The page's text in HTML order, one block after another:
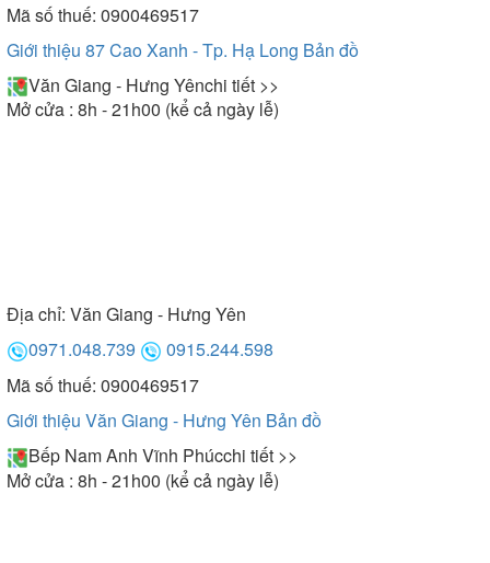
Mã số thuế: 0900469517
Giới thiệu 87 Cao Xanh - Tp. Hạ Long Bản đồ
Văn Giang - Hưng Yênchi tiết >>
Mở cửa : 8h - 21h00 (kể cả ngày lễ)
Địa chỉ: Văn Giang - Hưng Yên
0971.048.739
0915.244.598
Mã số thuế: 0900469517
Giới thiệu Văn Giang - Hưng Yên Bản đồ
Bếp Nam Anh Vĩnh Phúcchi tiết >>
Mở cửa : 8h - 21h00 (kể cả ngày lễ)